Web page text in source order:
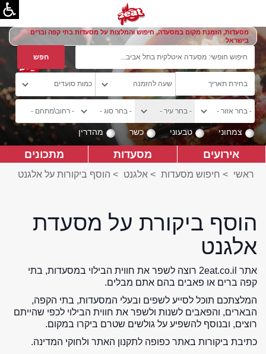
מסעדות, הזמנת מקום במסעדה, חיפוש והמלצות על מסעדות בתי קפה וברים
בישראל
צמחוני טבעוני כשר מהדרין
אירועים מסעדות מתכונים
ראשי > חיפוש מסעדות > אלגנט > הוסף ביקורות על אלגנט
הוסף ביקורת על מסעדת
אלגנט
אתר 2eat.co.il רוצה לשפר את חווית הבילוי במסעדות, בתי
קפה ברים או פאבים בהם אתם מבלים.
המלצתכם תוכל לסייע לשפים ובעלי המסעדות, בתי הקפה,
הבארים, והפאבים לשנות ולשפר את חווית הבילוי לכפי שהייתם
רוצים, ובנוסף להשפיע על גולשים שטרם ביקרו במקום.
כתיבת ביקורות באתר כפופה לתקנון האתר ולחוקי המדינה.